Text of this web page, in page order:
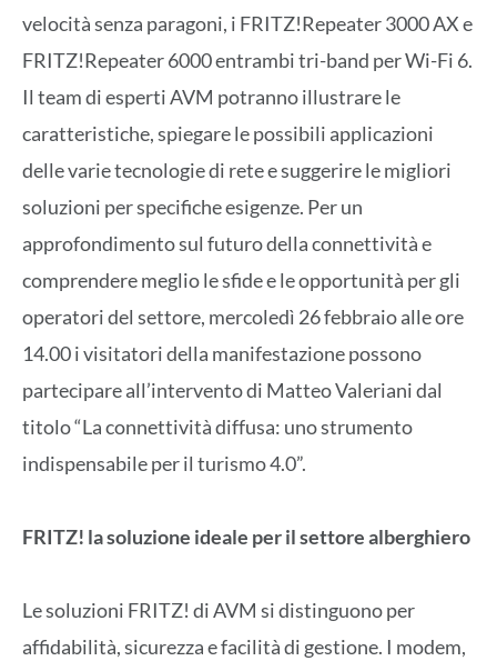
velocità senza paragoni, i FRITZ!Repeater 3000 AX e
FRITZ!Repeater 6000 entrambi tri-band per Wi-Fi 6.
Il team di esperti AVM potranno illustrare le
caratteristiche, spiegare le possibili applicazioni
delle varie tecnologie di rete e suggerire le migliori
soluzioni per specifiche esigenze. Per un
approfondimento sul futuro della connettività e
comprendere meglio le sfide e le opportunità per gli
operatori del settore, mercoledì 26 febbraio alle ore
14.00 i visitatori della manifestazione possono
partecipare all’intervento di Matteo Valeriani dal
titolo “La connettività diffusa: uno strumento
indispensabile per il turismo 4.0”.
FRITZ! la soluzione ideale per il settore alberghiero
Le soluzioni FRITZ! di AVM si distinguono per
affidabilità, sicurezza e facilità di gestione. I modem,